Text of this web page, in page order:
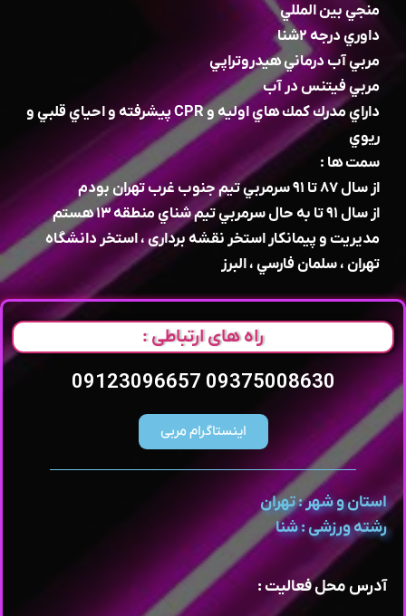
منجي بين المللي
داوري درجه ٢شنا
مربي آب درماني هيدروتراپي
مربي فيتنس در آب
داراي مدرك كمك هاي اوليه و CPR پيشرفته و احياي قلبي و
ريوي
سمت ها :
از سال ٨٧ تا ٩١ سرمربي تيم جنوب غرب تهران بودم
از سال ٩١ تا به حال سرمربي تيم شناي منطقه ١٣ هستم
مديريت و پيمانكار استخر نقشه برداری ، استخر دانشگاه
تهران ، سلمان فارسي ، البرز
راه های ارتباطی :
09375008630 09123096657
اینستاگرام مربی
استان و شهر : تهران
رشته ورزشی : شنا
آدرس محل فعالیت :